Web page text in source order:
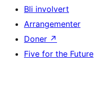
Bli involvert
Arrangementer
Doner ↗
Five for the Future